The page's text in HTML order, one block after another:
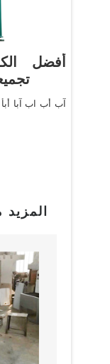
أفضل
آب أب اب آبا أبأ